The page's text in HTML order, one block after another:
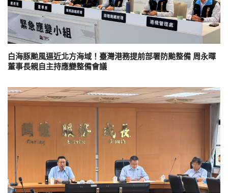
白海豚颱風逼近北方海域！臺灣港務提前部署防颱整備 周永暉
董事長親自主持應變整備會議